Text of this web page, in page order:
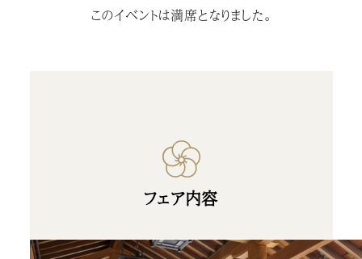
このイベントは満席となりました。
フェア内容